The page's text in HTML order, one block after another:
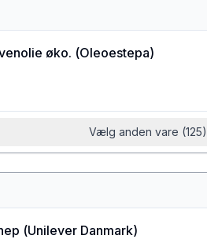
øko. (Oleoestepa)
Vælg anden vare (125)
(Unilever Danmark)